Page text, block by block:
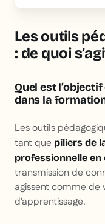
Les outils
: de quoi
Quel est
dans la
Les outils
tant que piliers de
professionnelle en
transmission de
agissent comme de
d'apprentissage.